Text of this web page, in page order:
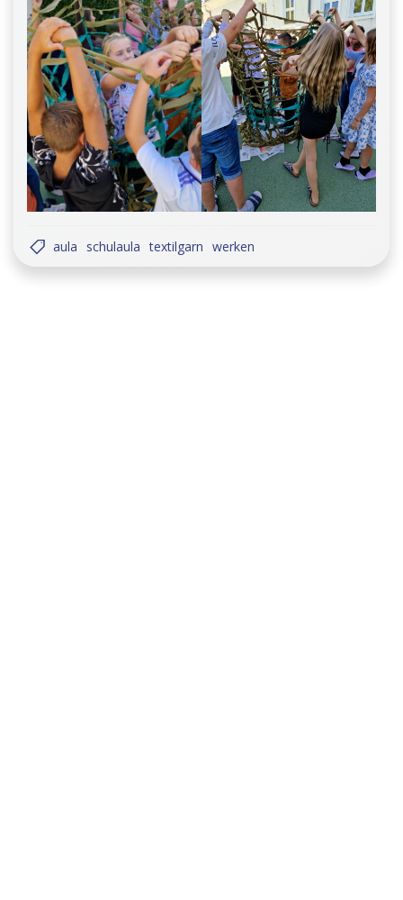
aula schulaula textilgarn werken